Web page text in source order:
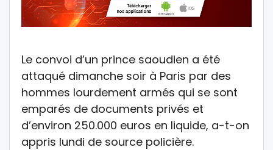
Le convoi d’un prince saoudien a été
attaqué dimanche soir à Paris par des
hommes lourdement armés qui se sont
emparés de documents privés et
d’environ 250.000 euros en liquide, a-t-on
appris lundi de source policière.